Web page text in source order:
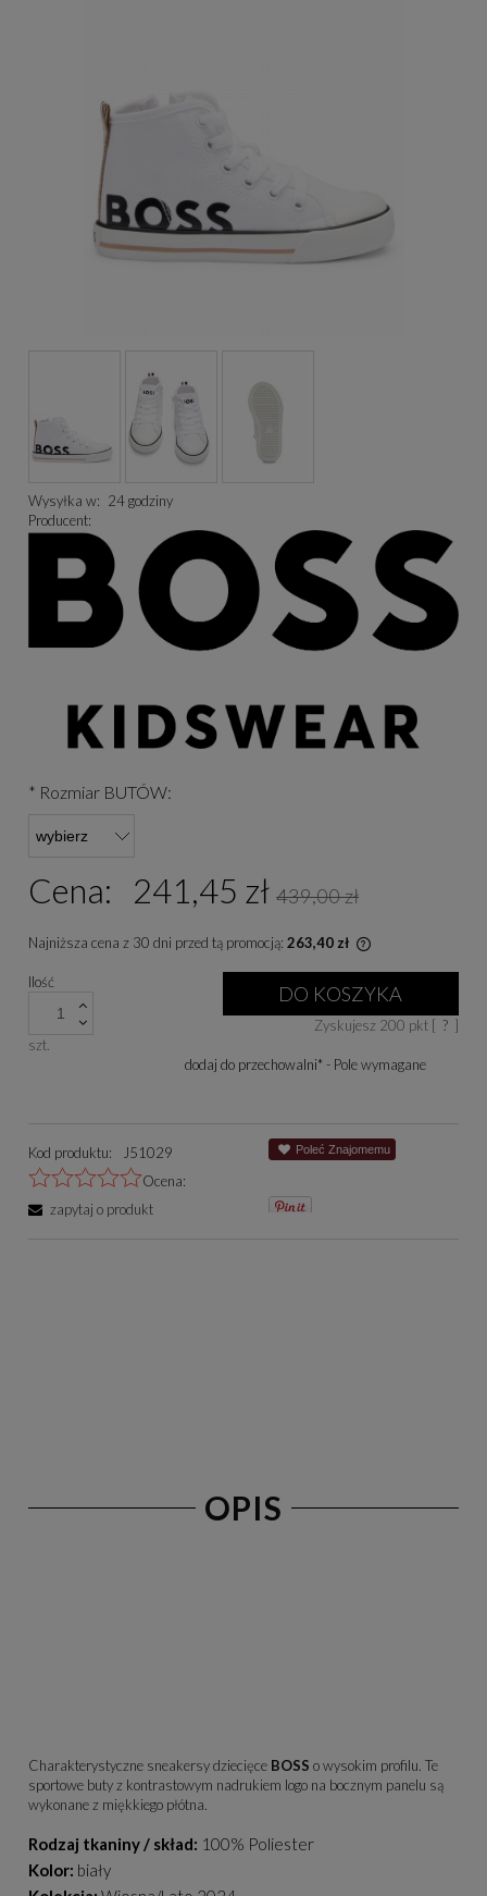
Wysyłka w: 24 godziny
Producent:
* Rozmiar BUTÓW:
Cena: 241,45 zł 439,00 zł
Najniższa cena z 30 dni przed tą promocją: 263,40 zł
niż 30 dni,
cena od
się w sprzedaży.
Ilość
szt.
DO KOSZYKA
Zyskujesz 200 pkt [ ? ]
dodaj do przechowalni* - Pole wymagane
Kod produktu:
J51029
Ocena:
zapytaj o produkt
Poleć Znajomemu
OPIS
Charakterystyczne sneakersy dziecięce BOSS o wysokim profilu. Te
sportowe buty z kontrastowym nadrukiem logo na bocznym panelu są
wykonane z miękkiego płótna.
Rodzaj tkaniny / skład: 100% Poliester
Kolor: biały